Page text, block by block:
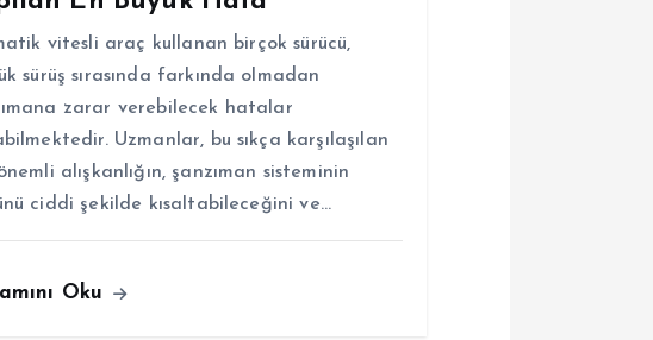
vitesli araç kullanan birçok sürücü,
sürüş sırasında farkında olmadan
zarar verebilecek hatalar
Uzmanlar, bu sıkça karşılaşılan
alışkanlığın, şanzıman sisteminin
ciddi şekilde kısaltabileceğini ve…
Oku